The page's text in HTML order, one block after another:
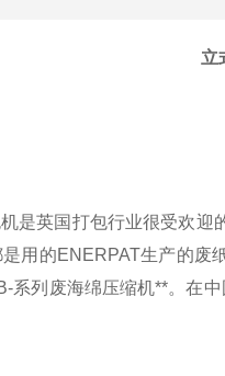
立
英国打包行业很受欢迎
用的ENERPAT生产的
系列废海绵压缩机**。在